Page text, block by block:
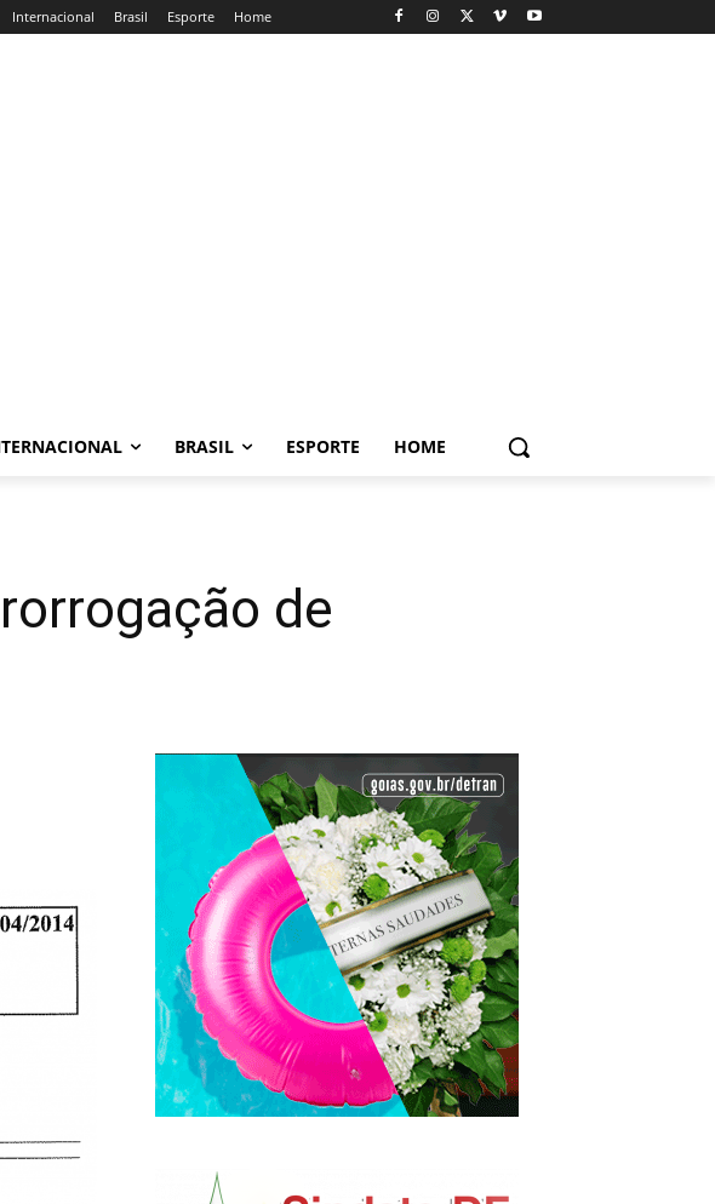
Internacional Brasil Esporte Home
BRASIL ESPORTE HOME
de